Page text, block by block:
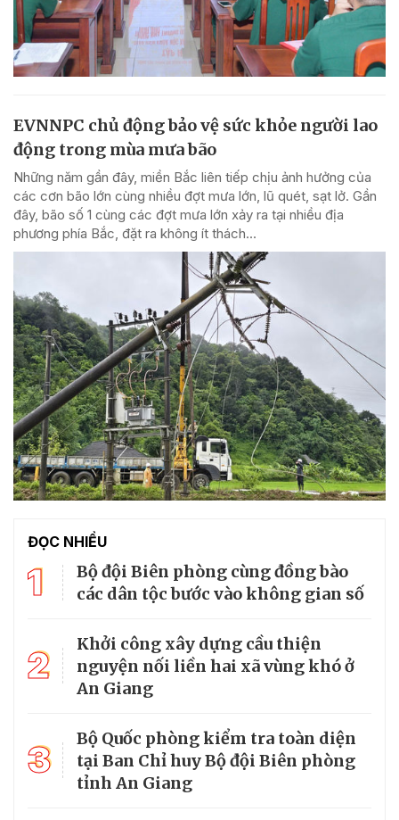
EVNNPC chủ động bảo vệ sức khỏe người lao
động trong mùa mưa bão
Những năm gần đây, miền Bắc liên tiếp chịu ảnh hưởng của
các cơn bão lớn cùng nhiều đợt mưa lớn, lũ quét, sạt lở. Gần
đây, bão số 1 cùng các đợt mưa lớn xảy ra tại nhiều địa
phương phía Bắc, đặt ra không ít thách...
ĐỌC NHIỀU
1
Bộ đội Biên phòng cùng đồng bào
các dân tộc bước vào không gian số
2
Khởi công xây dựng cầu thiện
nguyện nối liền hai xã vùng khó ở
An Giang
3
Bộ Quốc phòng kiểm tra toàn diện
tại Ban Chỉ huy Bộ đội Biên phòng
tỉnh An Giang